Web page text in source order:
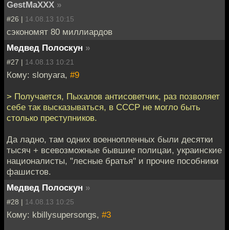
GestMaXXX »
#26 | 14.08.13 10:15
сэкономят 80 миллиардов
Медвед Полоскун »
#27 | 14.08.13 10:21
Кому: slonyara, #9
> Получается, Пыхалов антисоветчик, раз позволяет
себе так высказываться, в СССР не могло быть
столько преступников.
Да ладно, там одних военнопленных были десятки
тысяч + всевозможные бывшие полицаи, украинские
националисты, "лесные братья" и прочие пособники
фашистов.
Медвед Полоскун »
#28 | 14.08.13 10:25
Кому: kbillysupersongs, #3